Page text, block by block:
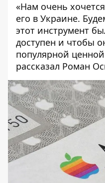
«Нам очень
его в Украине.
этот инструмент
доступен и чтобы
популярной
рассказал Роман